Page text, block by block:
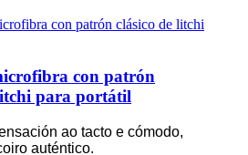
con patrón
para portátil
ao tacto e cómodo,
auténtico.